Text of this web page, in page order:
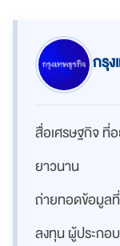
กรุ
สื่อเศรษฐกิจ ที่
ยาวนาน
ถ่ายทอดข้อมูล
ลงทุน ผู้ประกอ